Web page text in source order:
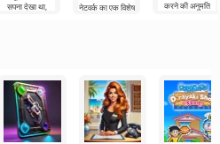
सपना देखा था,
नेटवर्क का एक विशेष
करने की अनुमति